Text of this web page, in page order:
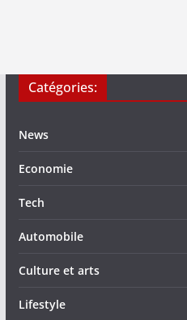
Catégories:
News
Economie
Tech
Automobile
Culture et arts
Lifestyle